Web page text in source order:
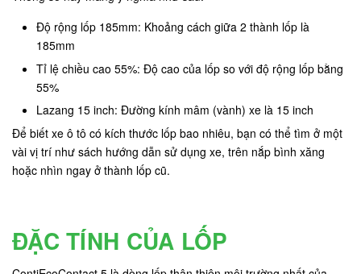
Độ rộng lốp 185mm: Khoảng cách giữa 2 thành lốp là
185mm
Tỉ lệ chiều cao 55%: Độ cao của lốp so với độ rộng lốp bằng
55%
Lazang 15 inch: Đường kính mâm (vành) xe là 15 inch
Để biết xe ô tô có kích thước lốp bao nhiêu, bạn có thể tìm ở một
vài vị trí như sách hướng dẫn sử dụng xe, trên nắp bình xăng
hoặc nhìn ngay ở thành lốp cũ.
ĐẶC TÍNH CỦA LỐP